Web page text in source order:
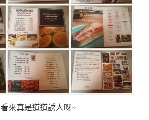
看來真是道道誘人呀~